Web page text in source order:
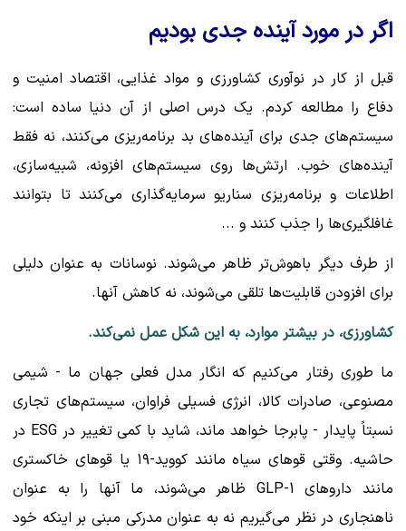
اگر در مورد آینده جدی بودیم
قبل از کار در نوآوری کشاورزی و مواد غذایی، اقتصاد امنیت و
دفاع را مطالعه کردم. یک درس اصلی از آن دنیا ساده است:
سیستم‌های جدی برای آینده‌های بد برنامه‌ریزی می‌کنند، نه فقط
آینده‌های خوب. ارتش‌ها روی سیستم‌های افزونه، شبیه‌سازی،
اطلاعات و برنامه‌ریزی سناریو سرمایه‌گذاری می‌کنند تا بتوانند
غافلگیری‌ها را جذب کنند و ...
از طرف دیگر باهوش‌تر ظاهر می‌شوند. نوسانات به عنوان دلیلی
برای افزودن قابلیت‌ها تلقی می‌شوند، نه کاهش آنها.
کشاورزی، در بیشتر موارد، به این شکل عمل نمی‌کند.
ما طوری رفتار می‌کنیم که انگار مدل فعلی جهان ما - شیمی
مصنوعی، صادرات کالا، انرژی فسیلی فراوان، سیستم‌های تجاری
نسبتاً پایدار - پابرجا خواهد ماند، شاید با کمی تغییر در ESG در
حاشیه. وقتی قوهای سیاه مانند کووید-۱۹ یا قوهای خاکستری
مانند داروهای GLP-1 ظاهر می‌شوند، ما آنها را به عنوان
ناهنجاری در نظر می‌گیریم نه به عنوان مدرکی مبنی بر اینکه خود